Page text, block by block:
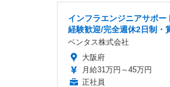
インフラエンジニアサポ
経験歓迎/完全週休2日制・
ベンタス株式会社
大阪府
月給31万円～45万円
正社員